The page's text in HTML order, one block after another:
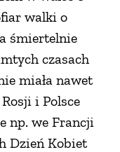
walki o
śmiertelnie
czasach
miała nawet
i Polsce
np. we Francji
Dzień Kobiet